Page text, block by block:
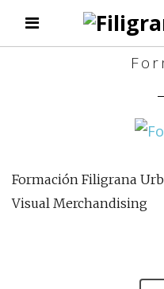
Formación Filigrana
Visual Merchandising